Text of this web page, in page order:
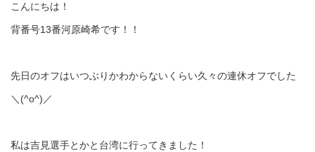
こんにちは！
背番号13番河原崎希です！！
先日のオフはいつぶりかわからないくらい久々の連休オフでした
＼(^o^)／
私は吉見選手とかと台湾に行ってきました！